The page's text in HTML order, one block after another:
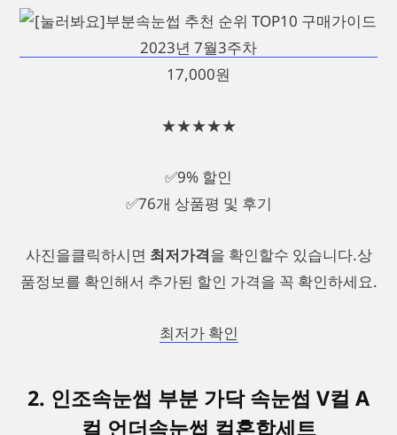
17,000원
★★★★★
✅9% 할인
✅76개 상품평 및 후기
사진을클릭하시면 최저가격을 확인할수 있습니다.상
품정보를 확인해서 추가된 할인 가격을 꼭 확인하세요.
최저가 확인
2. 인조속눈썹 부분 가닥 속눈썹 V컬 A
컬 언더속눈썹 컬혼합세트